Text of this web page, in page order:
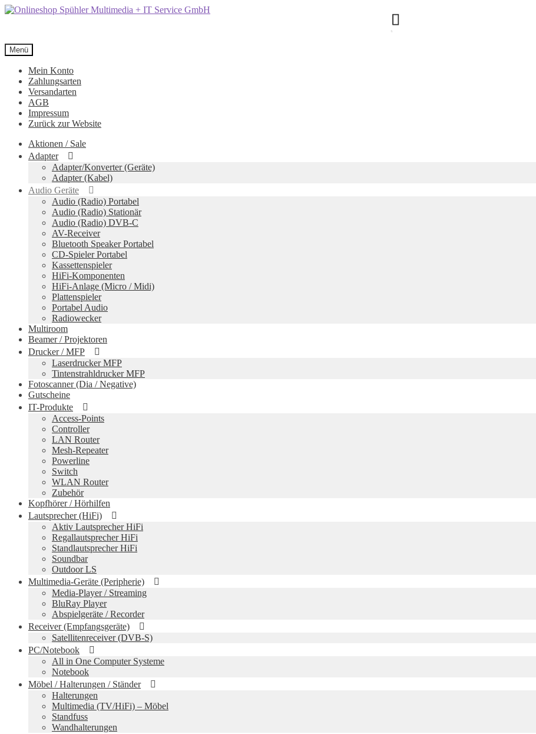
Zur
Zum
Menü
Mein Konto
Zahlungsarten
Versandarten
AGB
Impressum
Zurück zur Website
Aktionen / Sale
Adapter
Adapter/Konverter (Geräte)
Adapter (Kabel)
Audio Geräte
Audio (Radio) Portabel
Audio (Radio) Stationär
Audio (Radio) DVB-C
AV-Receiver
Bluetooth Speaker Portabel
CD-Spieler Portabel
Kassettenspieler
HiFi-Komponenten
HiFi-Anlage (Micro / Midi)
Plattenspieler
Portabel Audio
Radiowecker
Multiroom
Beamer / Projektoren
Drucker / MFP
Laserdrucker MFP
Tintenstrahldrucker MFP
Fotoscanner (Dia / Negative)
Gutscheine
IT-Produkte
Access-Points
Controller
LAN Router
Mesh-Repeater
Powerline
Switch
WLAN Router
Zubehör
Kopfhörer / Hörhilfen
Lautsprecher (HiFi)
Aktiv Lautsprecher HiFi
Regallautsprecher HiFi
Standlautsprecher HiFi
Soundbar
Outdoor LS
Multimedia-Geräte (Peripherie)
Media-Player / Streaming
BluRay Player
Abspielgeräte / Recorder
Receiver (Empfangsgeräte)
Satellitenreceiver (DVB-S)
PC/Notebook
All in One Computer Systeme
Notebook
Möbel / Halterungen / Ständer
Halterungen
Multimedia (TV/HiFi) – Möbel
Standfuss
Wandhalterungen